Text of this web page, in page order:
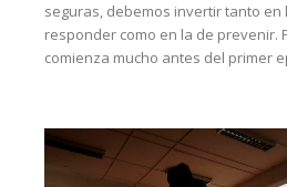
seguras, debemos invertir tanto en
responder como en la de prevenir.
comienza mucho antes del primer